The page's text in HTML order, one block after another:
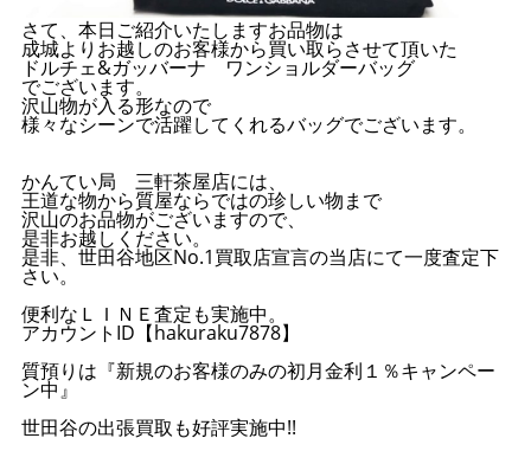
さて、本日ご紹介いたしますお品物は
成城よりお越しのお客様から買い取らさせて頂いた
ドルチェ&ガッバーナ ワンショルダーバッグ
でございます。
沢山物が入る形なので
様々なシーンで活躍してくれるバッグでございます。
かんてい局 三軒茶屋店には、
王道な物から質屋ならではの珍しい物まで
沢山のお品物がございますので、
是非お越しください。
是非、世田谷地区No.1買取店宣言の当店にて一度査定下
さい。
便利なＬＩＮＥ査定も実施中。
アカウントID【hakuraku7878】
質預りは『新規のお客様のみの初月金利１％キャンペー
ン中』
世田谷の出張買取も好評実施中!!